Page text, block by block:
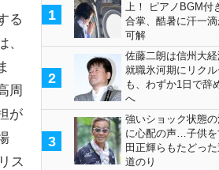
る
周
が
ス
1
上！ ピアノBGM付
合掌、酷暑に汗一
可解
2
佐藤二朗は信州大
就職氷河期にリク
も、わずか1日で辞
へ
3
強いショック状態
に心配の声…子供を
田正輝らもたどっ
道のり